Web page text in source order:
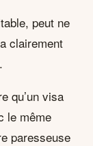
peut ne
clairement
qu’un visa
le même
paresseuse